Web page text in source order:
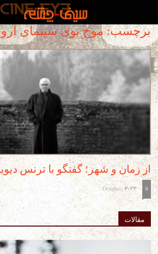
برچسب: موج نوی سینمای
از زمان و شهر؛ گفتگو با ترنس
-
October, 2023 0
مقالات